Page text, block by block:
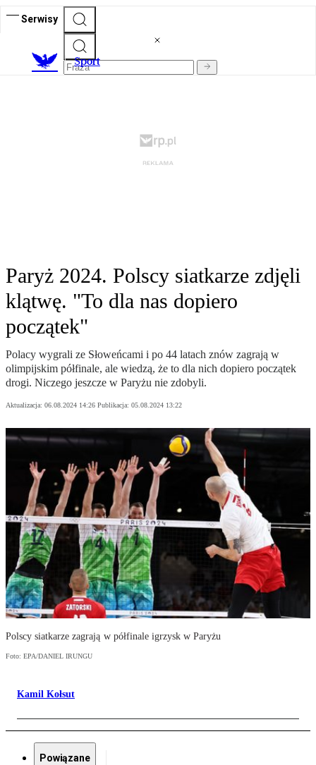
Serwisy
Sport
Paryż 2024. Polscy siatkarze zdjęli
klątwę. "To dla nas dopiero
początek"
Polacy wygrali ze Słoweńcami i po 44 latach znów zagrają w
olimpijskim półfinale, ale wiedzą, że to dla nich dopiero początek
drogi. Niczego jeszcze w Paryżu nie zdobyli.
Aktualizacja: 06.08.2024 14:26 Publikacja: 05.08.2024 13:22
Polscy siatkarze zagrają w półfinale igrzysk w Paryżu
Foto: EPA/DANIEL IRUNGU
Kamil Kołsut
Powiązane